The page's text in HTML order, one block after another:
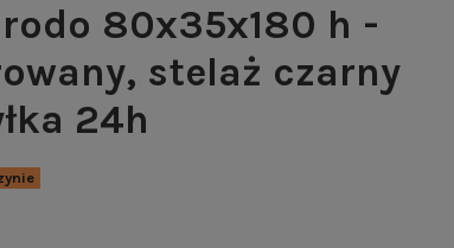
80x35x180 h -
stelaż czarny
24h